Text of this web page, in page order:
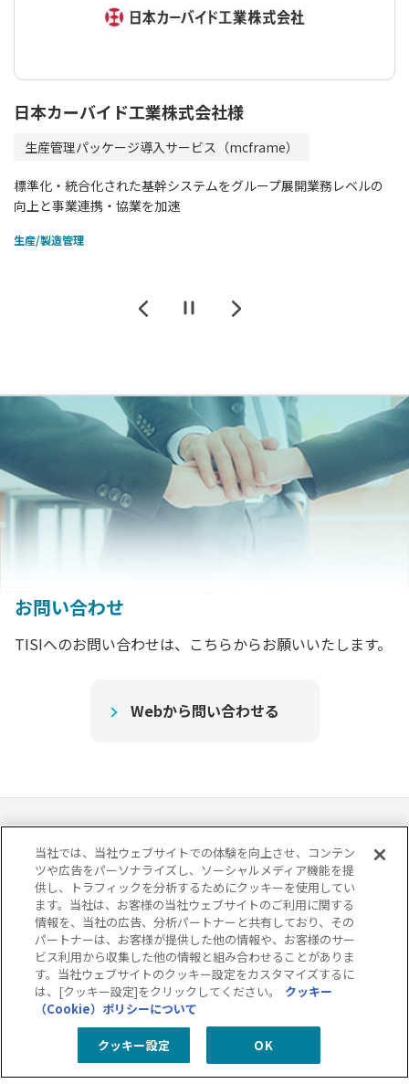
日本カーバイド工業株式会社様
生産管理パッケージ導入サービス（mcframe）
標準化・統合化された基幹システムをグループ展開業務レベルの
向上と事業連携・協業を加速
生産/製造管理
一時停止
お問い合わせ
TISIへのお問い合わせは、こちらからお願いいたします。
Webから問い合わせる
グループ情報セキュリティ方針グループ個人情報保護方針
グループ内における個人情報の共同利用について
グループコンプライアンスソーシャルメディアポリシー
個人情報保護方針個人情報の取り扱いについて
クッキー（Cookie）ポリシー情報セキュリティ方針
特定個人情報取り扱い方針特定個人情報の取り扱いについて
当社では、当社ウェブサイトでの体験を向上させ、コンテン
ツや広告をパーソナライズし、ソーシャルメディア機能を提
供し、トラフィックを分析するためにクッキーを使用してい
ます。当社は、お客様の当社ウェブサイトのご利用に関する
情報を、当社の広告、分析パートナーと共有しており、その
パートナーは、お客様が提供した他の情報や、お客様のサー
ビス利用から収集した他の情報と組み合わせることがありま
す。当社ウェブサイトのクッキー設定をカスタマイズするに
は、[クッキー設定]をクリックしてください。
クッキー
（Cookie）ポリシーについて
クッキー設定 OK